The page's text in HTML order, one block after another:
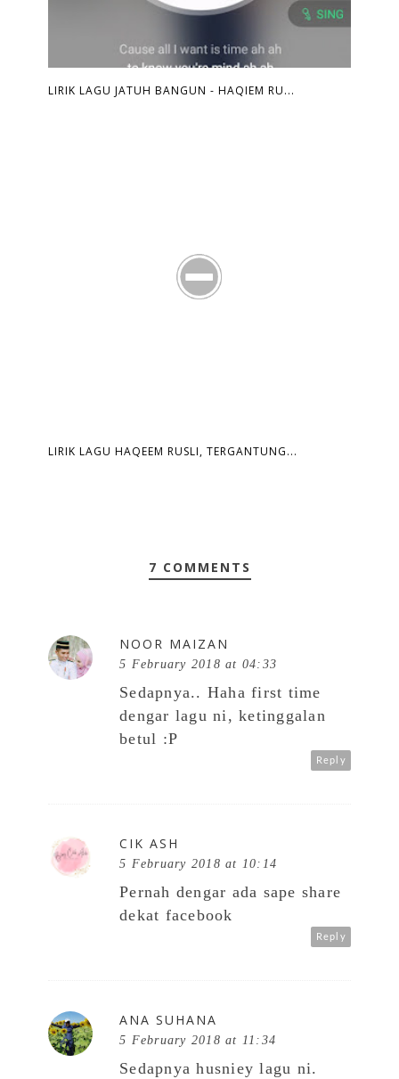
LIRIK LAGU JATUH BANGUN - HAQIEM RU...
LIRIK LAGU HAQEEM RUSLI, TERGANTUNG...
7 COMMENTS
NOOR MAIZAN
5 February 2018 at 04:33
Sedapnya.. Haha first time
dengar lagu ni, ketinggalan
betul :P
Reply
CIK ASH
5 February 2018 at 10:14
Pernah dengar ada sape share
dekat facebook
Reply
ANA SUHANA
5 February 2018 at 11:34
Sedapnya husniey lagu ni.